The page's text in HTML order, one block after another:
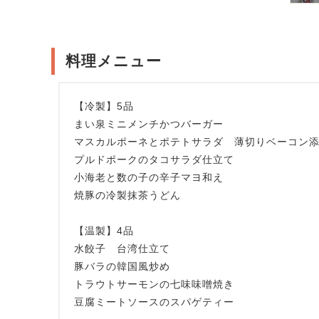
料理メニュー
【冷製】5品
まい泉ミニメンチかつバーガー
マスカルポーネとポテトサラダ 薄切りベーコン
プルドポークのタコサラダ仕立て
小海老と数の子の辛子マヨ和え
焼豚の冷製抹茶うどん
【温製】4品
水餃子 台湾仕立て
豚バラの韓国風炒め
トラウトサーモンの七味味噌焼き
豆腐ミートソースのスパゲティー